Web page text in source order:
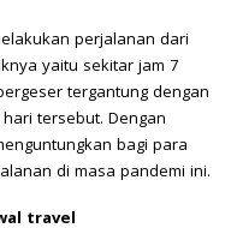
perjalanan dari
yaitu sekitar jam 7
tergantung dengan
tersebut. Dengan
bagi para
di masa pandemi ini.
travel